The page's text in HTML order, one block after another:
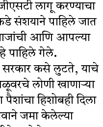
लागू करण्याचा
संशयाने पाहिले जात
आणि आपल्या
पाहिले गेले.
सरकार कसे लुटते, याचे
लोणी खाणाऱ्या
हिशोबही दिला
जमा केलेल्या